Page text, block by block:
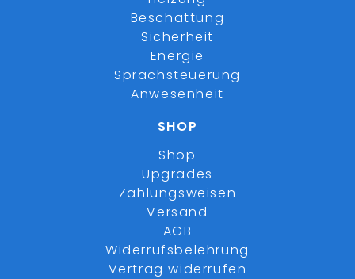
Beschattung
Sicherheit
Energie
Sprachsteuerung
Anwesenheit
SHOP
Shop
Upgrades
Zahlungsweisen
Versand
AGB
Widerrufsbelehrung
Vertrag widerrufen